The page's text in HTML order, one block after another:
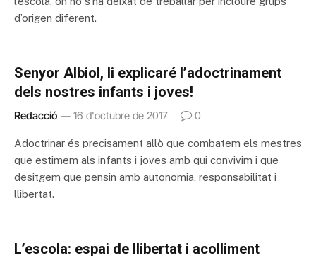
d’origen diferent.
Senyor Albiol, li explicaré l’adoctrinament
dels nostres infants i joves!
Redacció 16 d'octubre de 2017 0
Adoctrinar és precisament allò que combatem els mestres
que estimem als infants i joves amb qui convivim i que
desitgem que pensin amb autonomia, responsabilitat i
llibertat.
L’escola: espai de llibertat i acolliment